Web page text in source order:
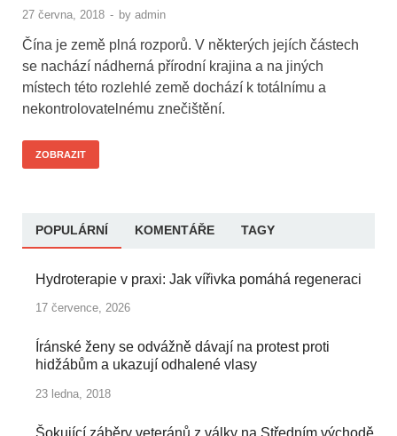
27 června, 2018 - by admin
Čína je země plná rozporů. V některých jejích částech
se nachází nádherná přírodní krajina a na jiných
místech této rozlehlé země dochází k totálnímu a
nekontrolovatelnému znečištění.
ZOBRAZIT
POPULÁRNÍ KOMENTÁŘE TAGY
Hydroterapie v praxi: Jak vířivka pomáhá regeneraci
17 července, 2026
Íránské ženy se odvážně dávají na protest proti
hidžábům a ukazují odhalené vlasy
23 ledna, 2018